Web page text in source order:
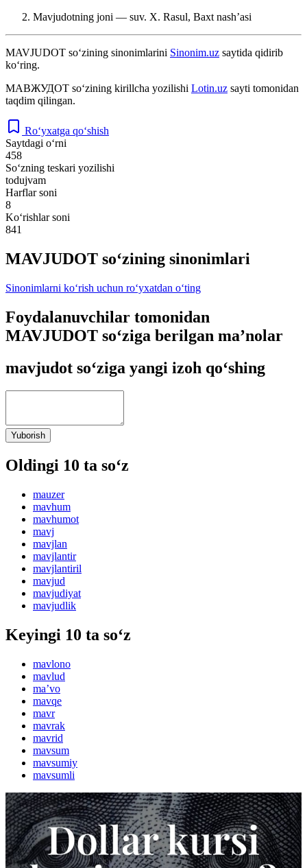
Mavjudotning joni — suv. X. Rasul, Baxt nashʼasi
MAVJUDOT so‘zining sinonimlarini Sinonim.uz saytida qidirib
ko‘ring.
МАВЖУДОТ so‘zining kirillcha yozilishi Lotin.uz sayti tomonidan
taqdim qilingan.
Ro‘yxatga qo‘shish
Saytdagi o‘rni
458
So‘zning teskari yozilishi
todujvam
Harflar soni
8
Ko‘rishlar soni
841
MAVJUDOT so‘zining sinonimlari
Sinonimlarni ko‘rish uchun ro‘yxatdan o‘ting
Foydalanuvchilar tomonidan
MAVJUDOT so‘ziga berilgan ma’nolar
mavjudot so‘ziga yangi izoh qo‘shing
Yuborish
Oldingi 10 ta so‘z
mauzer
mavhum
mavhumot
mavj
mavjlan
mavjlantir
mavjlantiril
mavjud
mavjudiyat
mavjudlik
Keyingi 10 ta so‘z
mavlono
mavlud
maʼvo
mavqe
mavr
mavrak
mavrid
mavsum
mavsumiy
mavsumli